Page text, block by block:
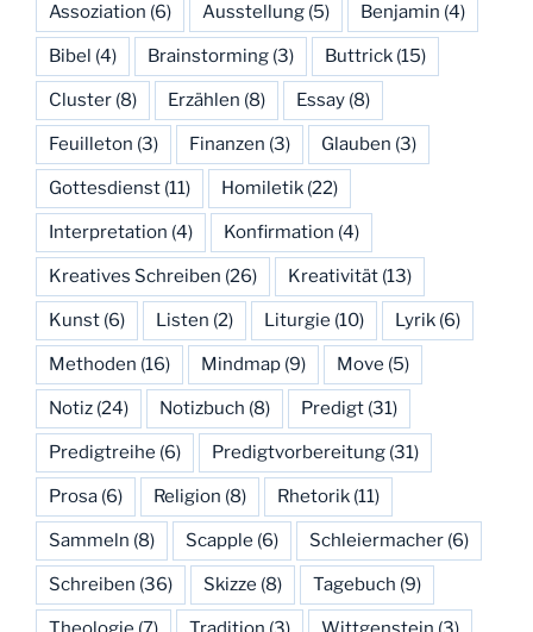
Assoziation (6) Ausstellung (5) Benjamin (4)
Bibel (4) Brainstorming (3) Buttrick (15)
Cluster (8) Erzählen (8) Essay (8)
Feuilleton (3) Finanzen (3) Glauben (3)
Gottesdienst (11) Homiletik (22)
Interpretation (4) Konfirmation (4)
Kreatives Schreiben (26) Kreativität (13)
Kunst (6) Listen (2) Liturgie (10) Lyrik (6)
Methoden (16) Mindmap (9) Move (5)
Notiz (24) Notizbuch (8) Predigt (31)
Predigtreihe (6) Predigtvorbereitung (31)
Prosa (6) Religion (8) Rhetorik (11)
Sammeln (8) Scapple (6) Schleiermacher (6)
Schreiben (36) Skizze (8) Tagebuch (9)